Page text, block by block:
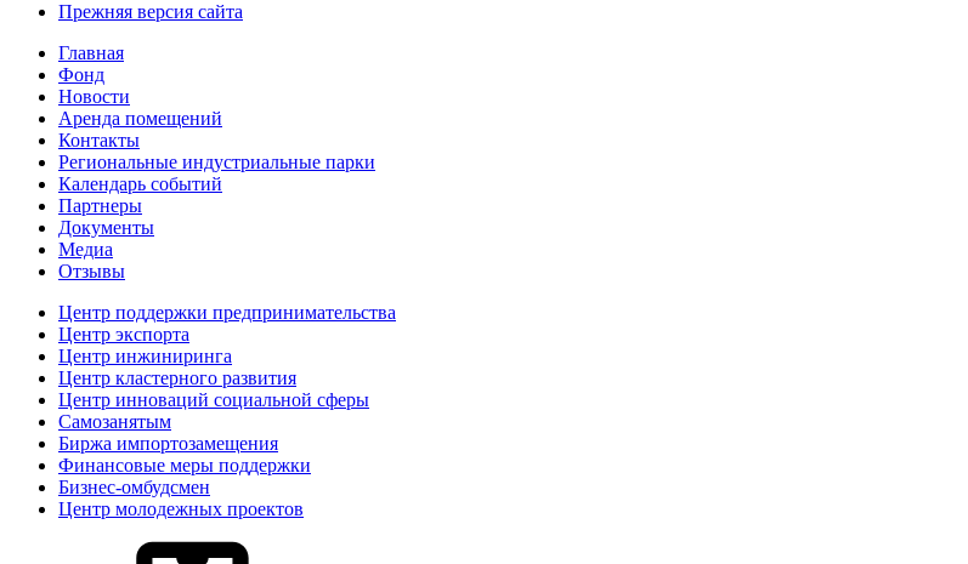
Прежняя версия сайта
Главная
Фонд
Новости
Аренда помещений
Контакты
Региональные индустриальные парки
Календарь событий
Партнеры
Документы
Медиа
Отзывы
Центр поддержки предпринимательства
Центр экспорта
Центр инжиниринга
Центр кластерного развития
Центр инноваций социальной сферы
Cамозанятым
Биржа импортозамещения
Финансовые меры поддержки
Бизнес-омбудсмен
Центр молодежных проектов